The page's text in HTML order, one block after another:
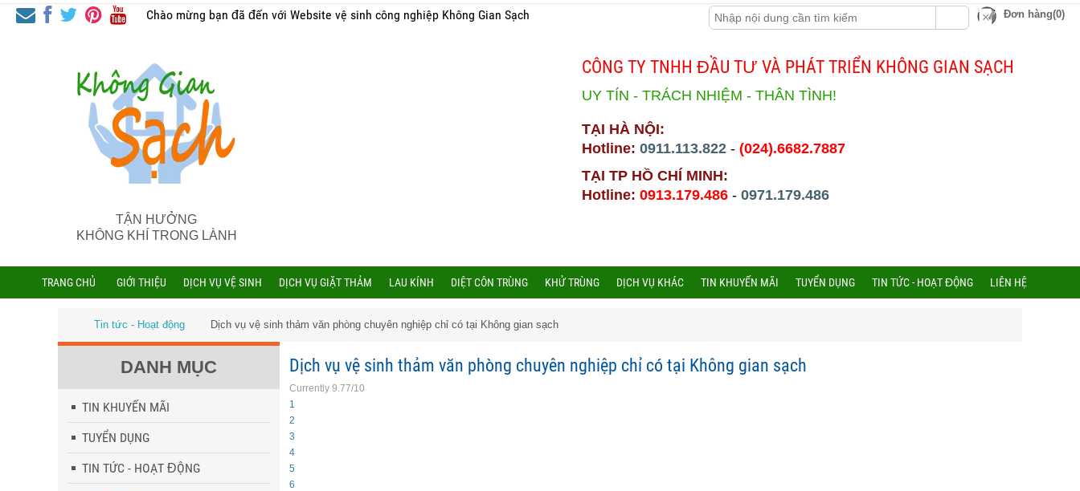
Chào mừng bạn đã đến với Website vệ sinh công nghiệp Không Gian Sạch Đơn hàng(0)
TẬN HƯỞNG
KHÔNG KHÍ TRONG LÀNH
CÔNG TY TNHH ĐẦU TƯ VÀ PHÁT TRIỂN KHÔNG GIAN SẠCH
UY TÍN - TRÁCH NHIỆM - THÂN TÌNH!
TẠI HÀ NỘI:
Hotline: 0911.113.822 - (024).6682.7887
TẠI TP HỒ CHÍ MINH:
Hotline: 0913.179.486 - 0971.179.486
TRANG CHỦ GIỚI THIỆU DỊCH VỤ VỆ SINH DỊCH VỤ GIẶT THẢM LAU KÍNH DIỆT CÔN TRÙNG KHỬ TRÙNG DỊCH VỤ KHÁC TIN KHUYẾN MÃI TUYỂN DỤNG TIN TỨC - HOẠT ĐỘNG LIÊN HỆ
Tin tức - Hoạt động Dịch vụ vệ sinh thảm văn phòng chuyên nghiệp chỉ có tại Không gian sạch
DANH MỤC
TIN KHUYẾN MÃI
TUYỂN DỤNG
TIN TỨC - HOẠT ĐỘNG
Dịch vụ vệ sinh thảm văn phòng chuyên nghiệp chỉ có tại Không gian sạch
Currently 9.77/10
1
2
3
4
5
6